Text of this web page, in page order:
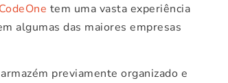
CodeOne tem uma vasta experiência
algumas das maiores empresas
previamente organizado e